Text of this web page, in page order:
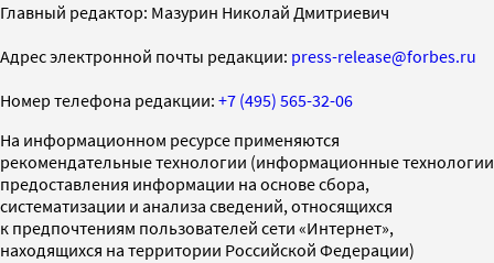
Главный редактор: Мазурин Николай Дмитриевич
Адрес электронной почты редакции: press-release@forbes.ru
Номер телефона редакции: +7 (495) 565-32-06
На информационном ресурсе применяются
рекомендательные технологии (информационные технологии
предоставления информации на основе сбора,
систематизации и анализа сведений, относящихся
к предпочтениям пользователей сети «Интернет»,
находящихся на территории Российской Федерации)